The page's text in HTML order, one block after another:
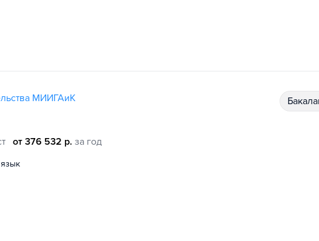
МИИГАиК
от 376 532 р. за год
язык